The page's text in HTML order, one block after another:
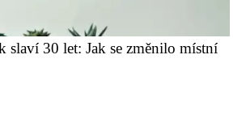
slaví 30 let: Jak se změnilo místní